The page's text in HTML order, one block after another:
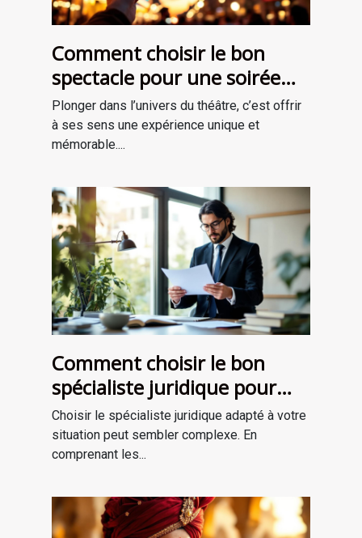
Comment choisir le bon
spectacle pour une soirée
théâtrale inoubliable ?
Plonger dans l’univers du théâtre, c’est offrir
à ses sens une expérience unique et
mémorable....
Comment choisir le bon
spécialiste juridique pour
vos besoins ?
Choisir le spécialiste juridique adapté à votre
situation peut sembler complexe. En
comprenant les...